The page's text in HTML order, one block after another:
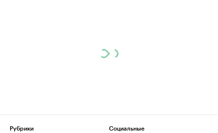
Рубрики
Социальные